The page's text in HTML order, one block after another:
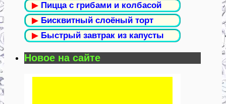
▶ Пицца с грибами и колбасой
▶ Бисквитный слоёный торт
▶ Быстрый завтрак из капусты
Новое на сайте